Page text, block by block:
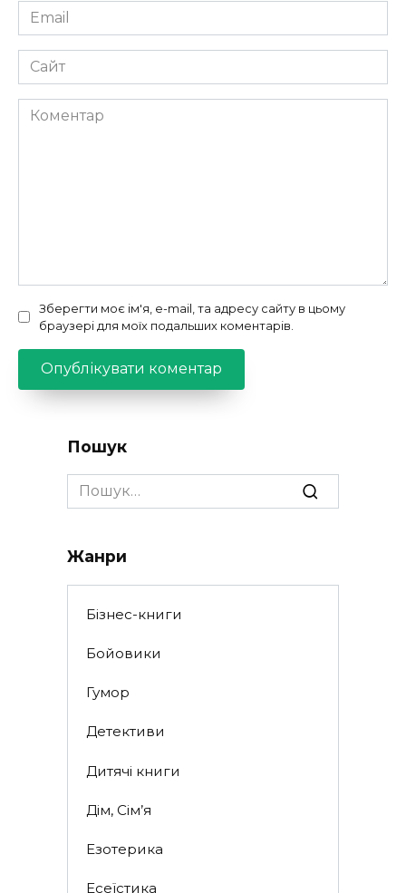
Email
*
Сайт
Коментар
Зберегти моє ім'я, e-mail, та адресу сайту в цьому
браузері для моїх подальших коментарів.
Пошук
Search
for:
Жанри
Бізнес-книги
Бойовики
Гумор
Детективи
Дитячі книги
Дім, Сім’я
Езотерика
Есеїстика